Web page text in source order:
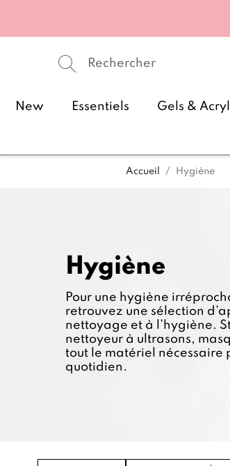
New Essentiels Gels & Acryl
Accueil Hygiène
Hygiène
Pour une hygiène
retrouvez une sélection
nettoyage et à l’hygiène.
nettoyeur à ultrasons,
tout le matériel nécessaire
quotidien.